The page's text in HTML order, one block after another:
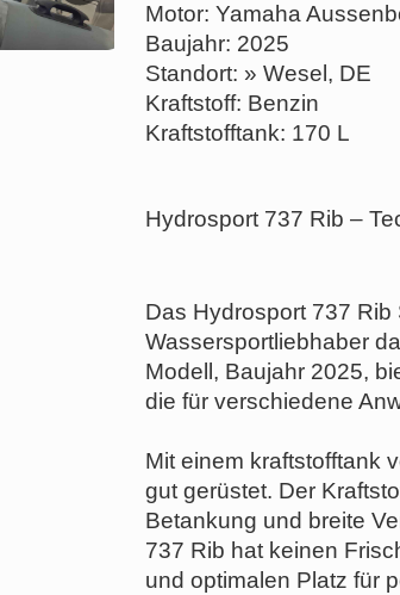
Motor: Yamaha
Baujahr: 2025
Standort: » Wesel, DE
Kraftstoff: Benzin
Kraftstofftank: 170 L
Hydrosport 737 Rib –
Das Hydrosport 737
Wassersportliebhaber
Modell, Baujahr 2025,
die für verschiedene
Mit einem kraftstofftank
gut gerüstet. Der
Betankung und breite
737 Rib hat keinen
und optimalen Platz für